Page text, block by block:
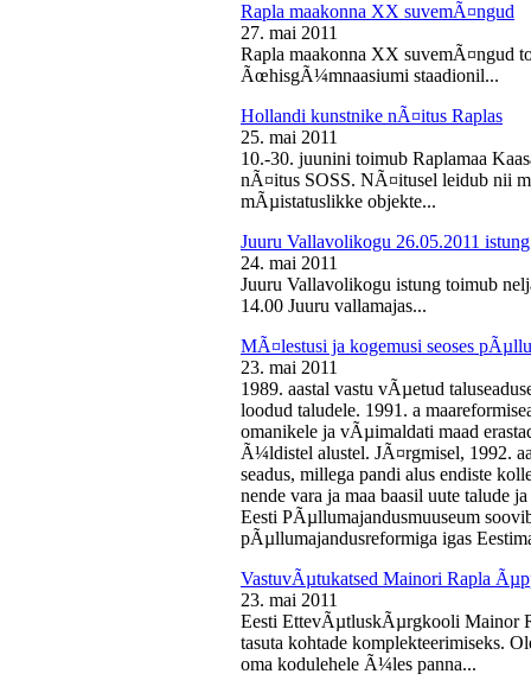
Rapla maakonna XX suvemÃ¤ngud
27. mai 2011
Rapla maakonna XX suvemÃ¤ngud
ÃœhisgÃ¼mnaasiumi staadionil...
Hollandi kunstnike nÃ¤itus Raplas
25. mai 2011
10.-30. juunini toimub Raplamaa
nÃ¤itus SOSS. NÃ¤itusel leidub nii
mÃµistatuslikke objekte...
Juuru Vallavolikogu 26.05.2011 istung
24. mai 2011
Juuru Vallavolikogu istung toimub
14.00 Juuru vallamajas...
MÃ¤lestusi ja kogemusi seoses
23. mai 2011
1989. aastal vastu vÃµetud
loodud taludele. 1991. a
omanikele ja vÃµimaldati maad
Ã¼ldistel alustel. JÃ¤rgmisel, 1992.
seadus, millega pandi alus endiste
nende vara ja maa baasil uute talude
Eesti PÃµllumajandusmuuseum
pÃµllumajandusreformiga igas
VastuvÃµtukatsed Mainori Rapla
23. mai 2011
Eesti EttevÃµtluskÃµrgkooli Mainor
tasuta kohtade komplekteerimiseks.
oma kodulehele Ã¼les panna...